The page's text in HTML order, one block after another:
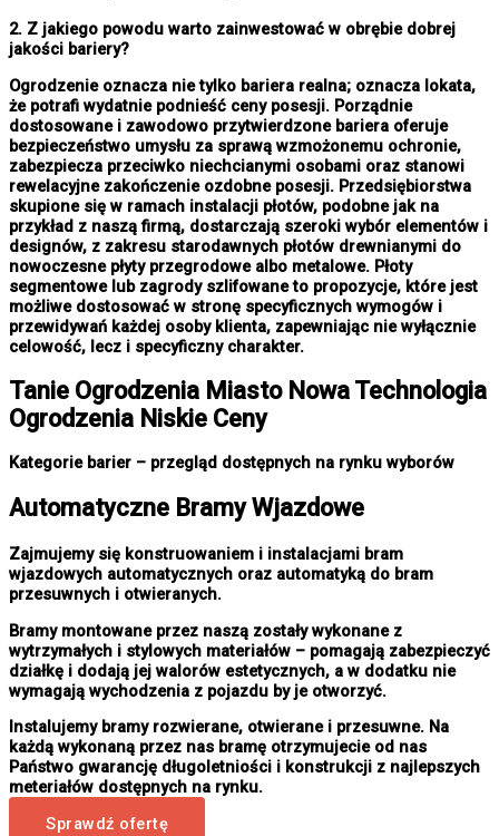
2. Z jakiego powodu warto zainwestować w obrębie dobrej
jakości bariery?
Ogrodzenie oznacza nie tylko bariera realna; oznacza lokata,
że potrafi wydatnie podnieść ceny posesji. Porządnie
dostosowane i zawodowo przytwierdzone bariera oferuje
bezpieczeństwo umysłu za sprawą wzmożonemu ochronie,
zabezpiecza przeciwko niechcianymi osobami oraz stanowi
rewelacyjne zakończenie ozdobne posesji. Przedsiębiorstwa
skupione się w ramach instalacji płotów, podobne jak na
przykład z naszą firmą, dostarczają szeroki wybór elementów i
designów, z zakresu starodawnych płotów drewnianymi do
nowoczesne płyty przegrodowe albo metalowe. Płoty
segmentowe lub zagrody szlifowane to propozycje, które jest
możliwe dostosować w stronę specyficznych wymogów i
przewidywań każdej osoby klienta, zapewniając nie wyłącznie
celowość, lecz i specyficzny charakter.
Tanie Ogrodzenia MiastoNowa Technologia
Ogrodzenia Niskie Ceny
Kategorie barier – przegląd dostępnych na rynku wyborów
Automatyczne Bramy Wjazdowe
Zajmujemy się konstruowaniem i instalacjami bram
wjazdowych automatycznych oraz automatyką do bram
przesuwnych i otwieranych.
Bramy montowane przez naszą zostały wykonane z
wytrzymałych i stylowych materiałów – pomagają zabezpieczyć
działkę i dodają jej walorów estetycznych, a w dodatku nie
wymagają wychodzenia z pojazdu by je otworzyć.
Instalujemy bramy rozwierane, otwierane i przesuwne. Na
każdą wykonaną przez nas bramę otrzymujecie od nas
Państwo gwarancję długoletniości i konstrukcji z najlepszych
meteriałów dostępnych na rynku.
Sprawdź ofertę